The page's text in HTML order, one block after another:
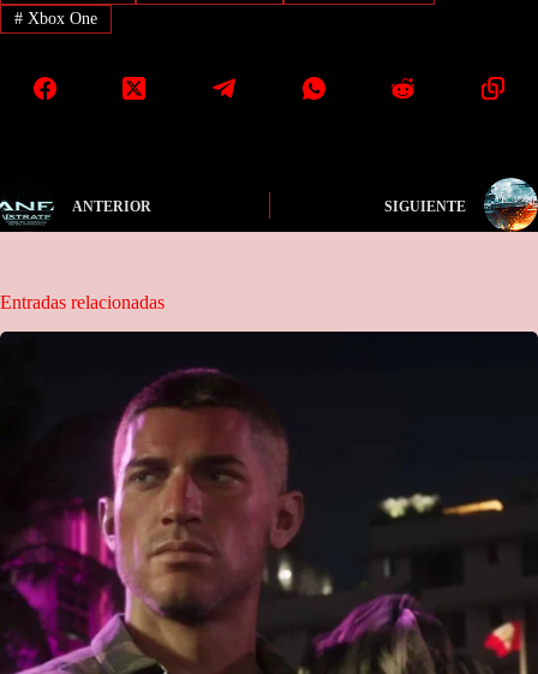
#Xbox One
ANTERIOR SIGUIENTE
Entradas relacionadas